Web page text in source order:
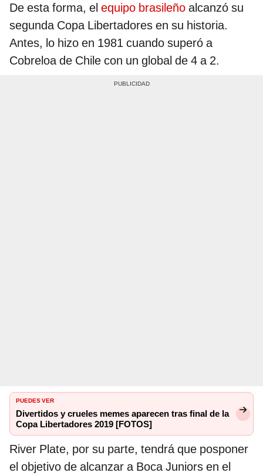
De esta forma, el equipo brasileño alcanzó su
segunda Copa Libertadores en su historia.
Antes, lo hizo en 1981 cuando superó a
Cobreloa de Chile con un global de 4 a 2.
PUEDES VER
Divertidos y crueles memes aparecen tras final de la
Copa Libertadores 2019 [FOTOS]
River Plate, por su parte, tendrá que posponer
el objetivo de alcanzar a Boca Juniors en el